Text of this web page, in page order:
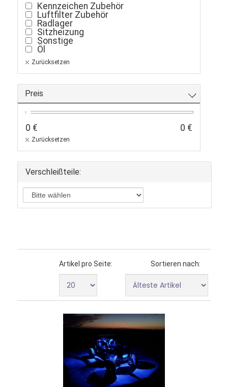
Kennzeichen Zubehör
Luftfilter Zubehör
Radlager
Sitzheizung
Sonstige
Öl
Zurücksetzen
Preis
0 € 0 €
Zurücksetzen
Verschleißteile:
Sortieren nach:
Artikel pro Seite: